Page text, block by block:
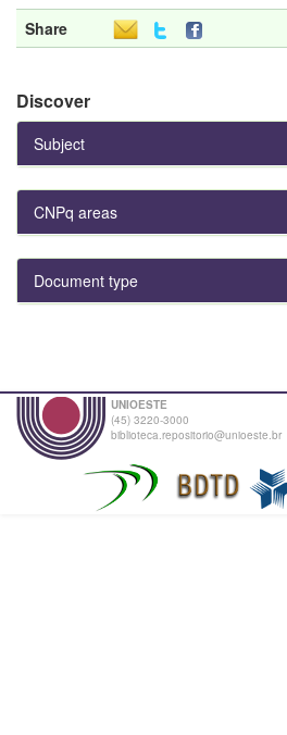
Share
Discover
Subject
CNPq areas
Document type
UNIOESTE
(45) 3220-3000
biblioteca.repositorio@unioeste.br